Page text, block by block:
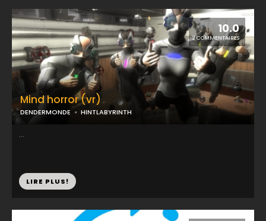
10.0
2 COMMENTAIRES
Mind horror (vr)
DENDERMONDE HINTLABYRINTH
...
LIRE PLUS!